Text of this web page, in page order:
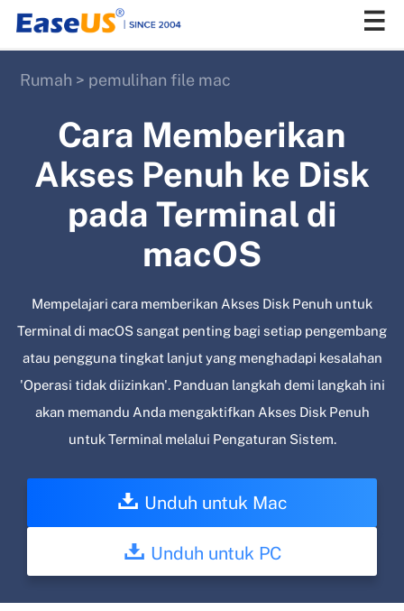
Rumah > pemulihan file mac
Cara Memberikan
Akses Penuh ke Disk
pada Terminal di
macOS
Mempelajari cara memberikan Akses Disk Penuh untuk
Terminal di macOS sangat penting bagi setiap pengembang
atau pengguna tingkat lanjut yang menghadapi kesalahan
'Operasi tidak diizinkan'. Panduan langkah demi langkah ini
akan memandu Anda mengaktifkan Akses Disk Penuh
untuk Terminal melalui Pengaturan Sistem.
Unduh untuk Mac
Unduh untuk PC